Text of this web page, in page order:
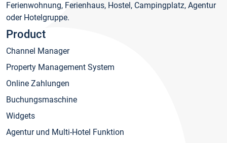
Ferienwohnung, Ferienhaus, Hostel, Campingplatz, Agentur
oder Hotelgruppe.
Product
Channel Manager
Property Management System
Online Zahlungen
Buchungsmaschine
Widgets
Agentur und Multi-Hotel Funktion